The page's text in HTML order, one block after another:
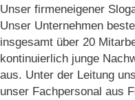
Unser firmeneigener
Unser Unternehmen
insgesamt über 20
kontinuierlich junge
aus. Unter der Leitung
unser Fachpersonal aus